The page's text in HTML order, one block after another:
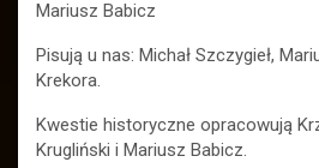
Mariusz Babicz
Pisują u nas: Michał Szczygieł,
Krekora.
Kwestie historyczne opracowują
Krugliński i Mariusz Babicz.